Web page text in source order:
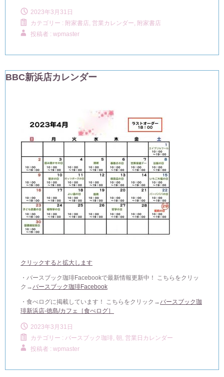
2023年3月31日
カテゴリー : 附家書店, 営業カレンダー 附家書店
投稿者 : wpmaster
BBC新浜店カレンダー
クリックすると拡大します
・バースブック珈琲Facebookで最新情報更新中！ こちらをクリッ
ク→バースブック珈琲Facebook
・食べログに掲載しています！ こちらをクリック→バースブック珈
琲新浜店-徳島/カフェ［食べログ］
2023年3月31日
カテゴリー : バースブック珈琲, 朝, 営業日カレンダー
投稿者 : wpmaster